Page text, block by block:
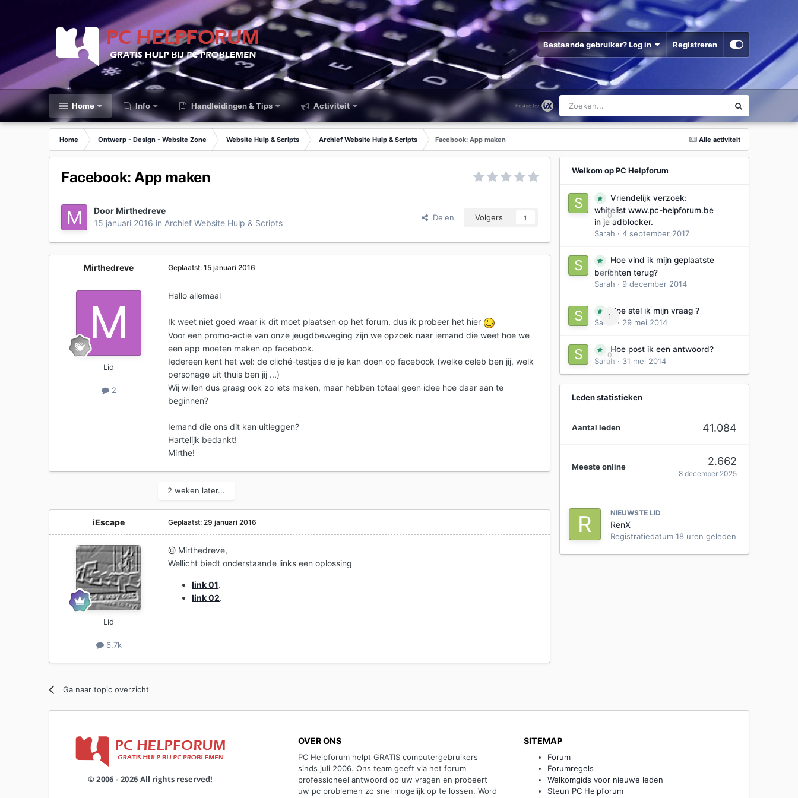
Bestaande gebruiker? Log in Registreren
Home Info Handleidingen & Tips Activiteit
Alle activiteit
Home Ontwerp - Design - Website Zone Website Hulp & Scripts Archief Website Hulp & Scripts Facebook: App maken
Facebook: App maken
DoorMirthedreve
15 januari 2016 in Archief Website Hulp & Scripts
Delen Volgers 1
Mirthedreve
Lid
2
Geplaatst:15 januari 2016
Hallo allemaal
Ik weet niet goed waar ik dit moet plaatsen op het forum, dus ik probeer het hier
Voor een promo-actie van onze jeugdbeweging zijn we opzoek naar iemand die weet hoe we
een app moeten maken op facebook.
Iedereen kent het wel: de cliché-testjes die je kan doen op facebook (welke celeb ben jij, welk
personage uit thuis ben jij ...)
Wij willen dus graag ook zo iets maken, maar hebben totaal geen idee hoe daar aan te
beginnen?
Iemand die ons dit kan uitleggen?
Hartelijk bedankt!
Mirthe!
2 weken later...
iEscape
Lid
6,7k
Geplaatst: 29 januari 2016
@ Mirthedreve,
Wellicht biedt onderstaande links een oplossing
link 01.
link 02.
Ga naar topic overzicht
Welkom op PC Helpforum
0
Vriendelijk verzoek:
whitelist www.pc-helpforum.be
in je adblocker.
Sarah · 4 september 2017
0
Hoe vind ik mijn geplaatste
berichten terug?
Sarah · 9 december 2014
1
Hoe stel ik mijn vraag ?
Sarah
· 29 mei 2014
0
Hoe post ik een antwoord?
Sarah · 31 mei 2014
Leden statistieken
Aantal leden 41.084
Meeste online 2.662
8 december 2025
NIEUWSTE LID
RenX
Registratiedatum 18 uren geleden
OVER ONS
PC Helpforum helpt GRATIS computergebruikers
sinds juli 2006. Ons team geeft via het forum
professioneel antwoord op uw vragen en probeert
uw pc problemen zo snel mogelijk op te lossen. Word
SITEMAP
Forum
Forumregels
Welkomgids voor nieuwe leden
Steun PC Helpforum